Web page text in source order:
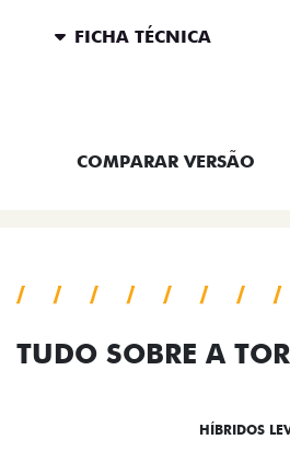
FICHA TÉCNICA
COMPARAR VERSÃO
TUDO SOBRE A
HÍBRIDOS